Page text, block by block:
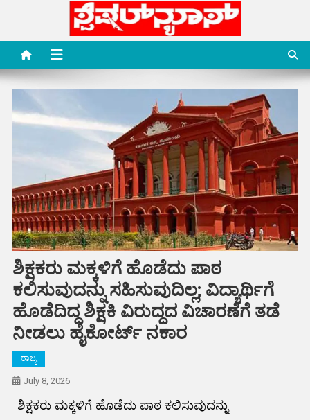
content
Special News Media
Special News Media
ಶಿಕ್ಷಕರು ಮಕ್ಕಳಿಗೆ ಹೊಡೆದು ಪಾಠ
ಕಲಿಸುವುದನ್ನು ಸಹಿಸುವುದಿಲ್ಲ; ವಿದ್ಯಾರ್ಥಿಗೆ
ಹೊಡೆದಿದ್ದ ಶಿಕ್ಷಕಿ ವಿರುದ್ದದ ವಿಚಾರಣೆಗೆ ತಡೆ
ನೀಡಲು ಹೈಕೋರ್ಟ್ ನಕಾರ
ರಾಜ್ಯ
July 8, 2026
ಶಿಕ್ಷಕರು ಮಕ್ಕಳಿಗೆ ಹೊಡೆದು ಪಾಠ ಕಲಿಸುವುದನ್ನು